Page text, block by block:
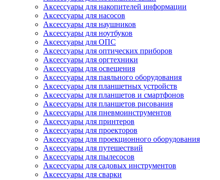
Аксессуары для накопителей информации
Аксессуары для насосов
Аксессуары для наушников
Аксессуары для ноутбуков
Аксессуары для ОПС
Аксессуары для оптических приборов
Аксессуары для оргтехники
Аксессуары для освещения
Аксессуары для паяльного оборудования
Аксессуары для планшетных устройств
Аксессуары для планшетов и смартфонов
Аксессуары для планшетов рисования
Аксессуары для пневмоинструментов
Аксессуары для принтеров
Аксессуары для проекторов
Аксессуары для проекционного оборудования
Аксессуары для путешествий
Аксессуары для пылесосов
Аксессуары для садовых инструментов
Аксессуары для сварки